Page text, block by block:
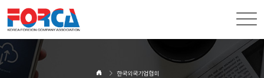
한국외국기업협회